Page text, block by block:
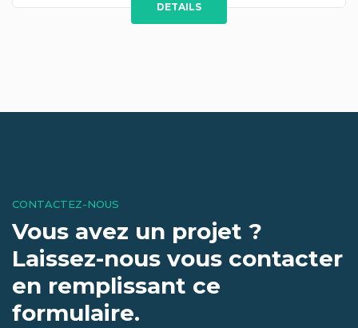
DETAILS
CONTACTEZ-NOUS
Vous avez un projet ?
Laissez-nous vous contacter
en remplissant ce
formulaire.